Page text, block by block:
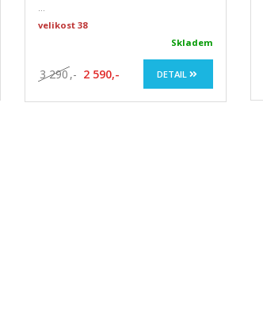
velikost 38
Skladem
3 290 ,- 2 590,- DETAIL